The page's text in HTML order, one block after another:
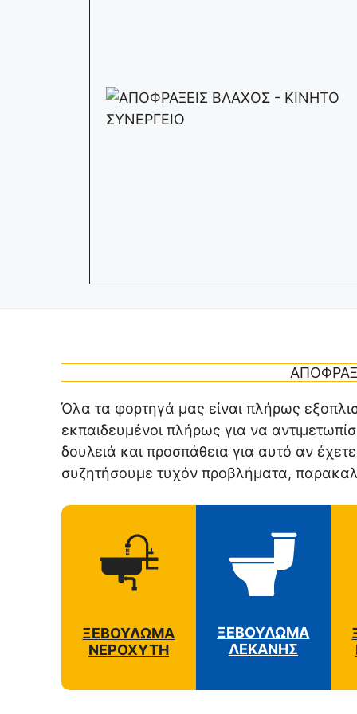
Όλα τα φορτηγά μας είναι πλήρως
εκπαιδευμένοι πλήρως για να
δουλειά και προσπάθεια για αυτό αν
συζητήσουμε τυχόν προβλήματα,
ΞΕΒΟΥΛΩΜΑ
ΝΕΡΟΧΥΤΗ
ΞΕΒΟΥΛΩΜΑ
ΛΕΚΑΝΗΣ